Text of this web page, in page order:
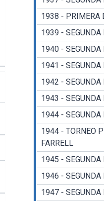
1938 - PRIMERA
1939 - SEGUNDA
1940 - SEGUNDA
1941 - SEGUNDA
1942 - SEGUNDA
1943 - SEGUNDA
1944 - SEGUNDA
1944 - TORNEO
FARRELL
1945 - SEGUNDA
1946 - SEGUNDA
1947 - SEGUNDA